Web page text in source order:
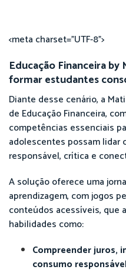
<meta charset="UTF-8">
Educação Financeira
formar estudantes
Diante desse cenário, a
de Educação Financeira,
competências essenciais
adolescentes possam lidar
responsável, crítica e
A solução oferece uma
aprendizagem, com jogos
conteúdos acessíveis, que
habilidades como:
Compreender juros,
consumo